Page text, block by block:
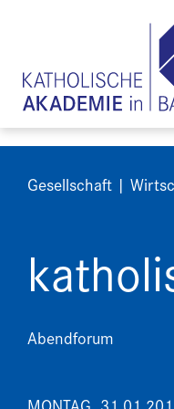
Gesellschaft |
Abendforum